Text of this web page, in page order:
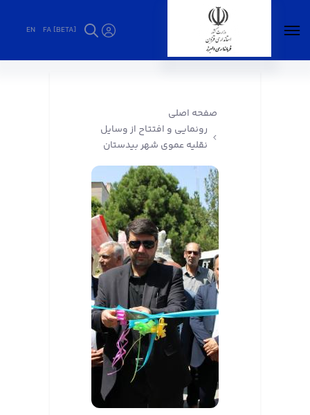
FA [BETA]
EN
صفحه اصلی
رونمایی و افتتاح از وسایل
نقلیه عموی شهر بیدستان